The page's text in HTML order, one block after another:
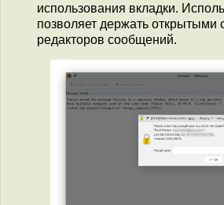
использования вкладки.
позволяет держать открытыми
редакторов сообщений.